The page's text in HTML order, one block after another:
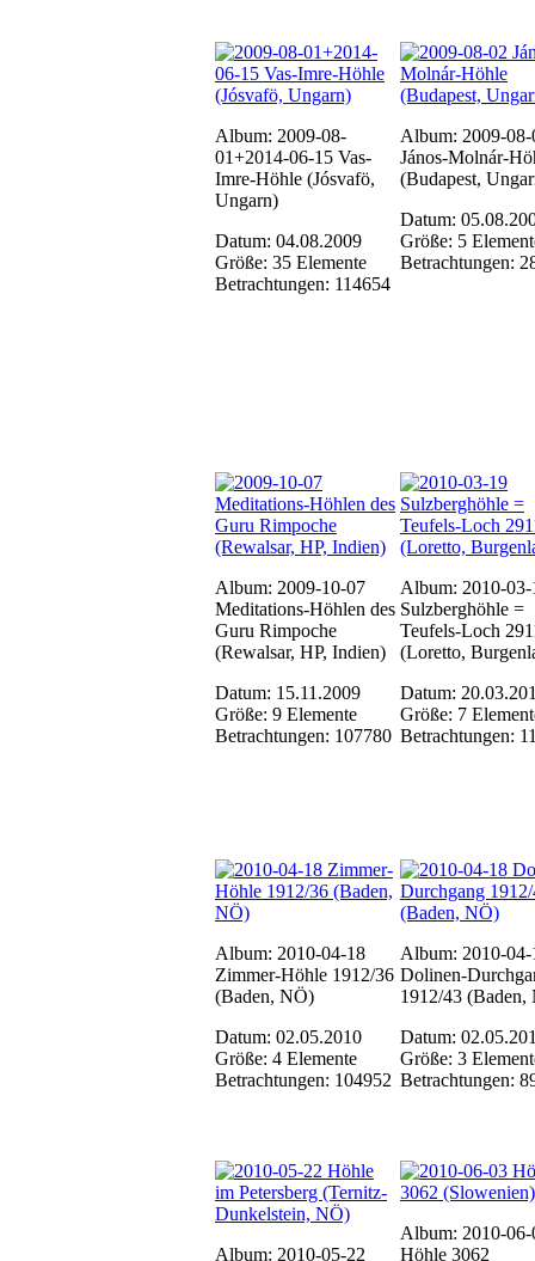
Album: 2009-08-
01+2014-06-15 Vas-
Imre-Höhle (Jósvafö,
Ungarn)
Datum: 04.08.2009
Größe: 35 Elemente
Betrachtungen: 114654
Album: 2009-08-
János-Molnár-
(Budapest,
Datum:
Größe: 5
Betrachtungen:
Album: 2009-10-07
Meditations-Höhlen des
Guru Rimpoche
(Rewalsar, HP, Indien)
Datum: 15.11.2009
Größe: 9 Elemente
Betrachtungen: 107780
Album: 2010-03-
Sulzberghöhle =
Teufels-Loch
(Loretto,
Datum:
Größe: 7
Betrachtungen:
Album: 2010-04-18
Zimmer-Höhle 1912/36
(Baden, NÖ)
Datum: 02.05.2010
Größe: 4 Elemente
Betrachtungen: 104952
Album: 2010-04-
Dolinen-
1912/43 (Baden,
Datum:
Größe: 3
Betrachtungen:
Album: 2010-05-22
Album: 2010-06-
Höhle 3062